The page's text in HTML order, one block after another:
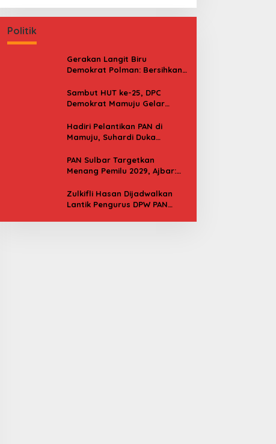
Politik
Gerakan Langit Biru
Demokrat Polman: Bersihkan
Donor Darah
Sambut HUT ke-25, DPC
Demokrat Mamuju Gelar
Indonesia Asri
Hadiri Pelantikan PAN di
Mamuju, Suhardi Duka
Bupati
PAN Sulbar Targetkan
Menang Pemilu 2029, Ajbar:
Besok
Zulkifli Hasan Dijadwalkan
Lantik Pengurus DPW PAN